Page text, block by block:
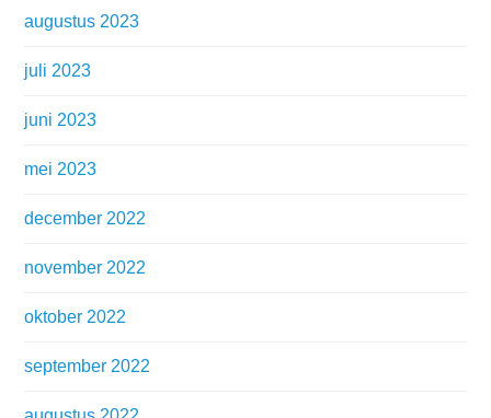
augustus 2023
juli 2023
juni 2023
mei 2023
december 2022
november 2022
oktober 2022
september 2022